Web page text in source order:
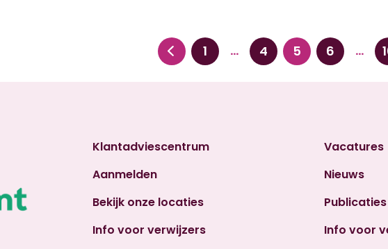
1 … 4 5 6 …
Klantadviescentrum
Aanmelden
Bekijk onze locaties
Info voor verwijzers
Vacatures
Nieuws
Info voor